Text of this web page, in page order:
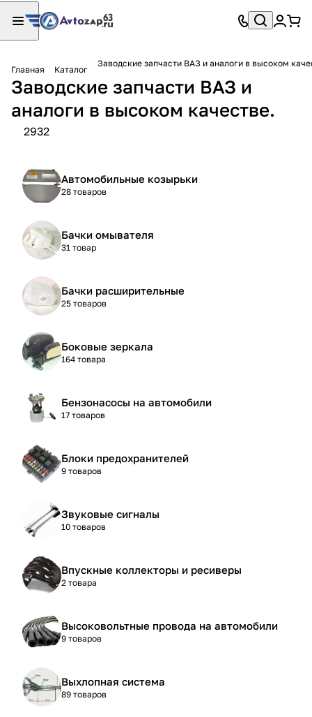
Главная Каталог
Заводские запчасти ВАЗ и аналоги в высоком
Заводские запчасти ВАЗ и
аналоги в высоком качестве.
2932
Автомобильные козырьки
28 товаров
Бачки омывателя
31 товар
Бачки расширительные
25 товаров
Боковые зеркала
164 товара
Бензонасосы на автомобили
17 товаров
Блоки предохранителей
9 товаров
Звуковые сигналы
10 товаров
Впускные коллекторы и ресиверы
2 товара
Высоковольтные провода на автомобили
9 товаров
Выхлопная система
89 товаров